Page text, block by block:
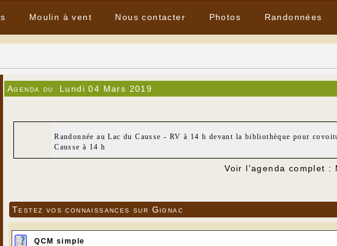
Moulin à vent Nous contacter Photos Randonnées
Agenda du Lundi 04 Mars 2019
Randonnée au Lac du Causse - RV à 14 h devant la bibliothèque pour
Causse à 14 h
Voir l'agenda complet :
Testez vos connaissances sur Gignac
QCM simple